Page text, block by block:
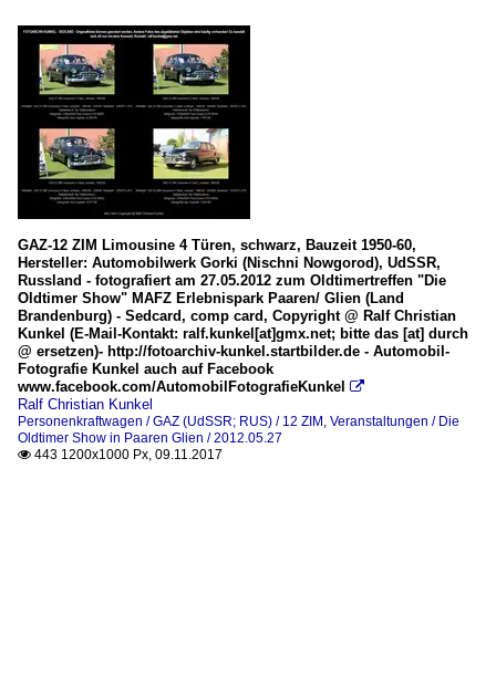
GAZ-12 ZIM Limousine 4 Türen, schwarz, Bauzeit 1950-60,
Hersteller: Automobilwerk Gorki (Nischni Nowgorod), UdSSR,
Russland - fotografiert am 27.05.2012 zum Oldtimertreffen "Die
Oldtimer Show" MAFZ Erlebnispark Paaren/ Glien (Land
Brandenburg) - Sedcard, comp card, Copyright @ Ralf Christian
Kunkel (E-Mail-Kontakt: ralf.kunkel[at]gmx.net; bitte das [at] durch
@ ersetzen)- http://fotoarchiv-kunkel.startbilder.de - Automobil-
Fotografie Kunkel auch auf Facebook
www.facebook.com/AutomobilFotografieKunkel

Ralf Christian Kunkel
Personenkraftwagen / GAZ (UdSSR; RUS) / 12 ZIM , Veranstaltungen / Die
Oldtimer Show in Paaren Glien / 2012.05.27
 443 1200x1000 Px, 09.11.2017